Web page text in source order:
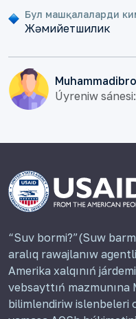
Бул машқалаларди
Жәмийетшилик
Úyreniw
“Suv bormi?”(Suw
aralıq rawajlanıw
Amerika xalqınıń
vebsayttıń
bilimlendiriw islenbeleri